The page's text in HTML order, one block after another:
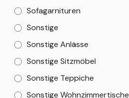
Sofagarnituren
Sonstige
Sonstige Anlässe
Sonstige Sitzmöbel
Sonstige Teppiche
Sonstige Wohnzimmertische